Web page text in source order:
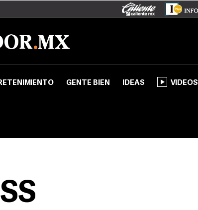
GENTE BIEN IDEAS VIDEOS